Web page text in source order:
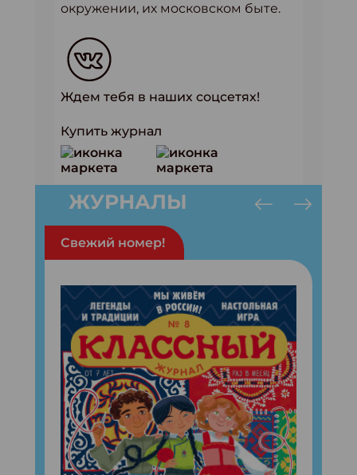
окружении, их московском быте.
Ждем тебя в наших соцсетях!
Купить журнал
ЖУРНАЛЫ
Свежий номер!